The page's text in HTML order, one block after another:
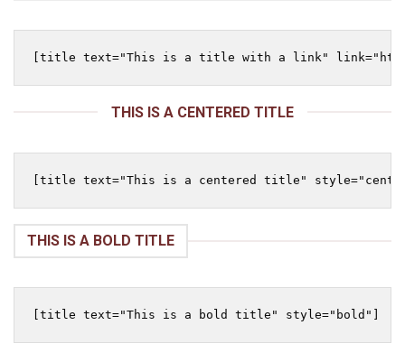
THIS IS A CENTERED TITLE
THIS IS A BOLD TITLE